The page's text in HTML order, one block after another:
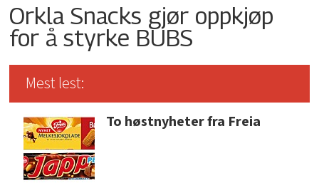
Orkla Snacks gjør oppkjøp
for å styrke BUBS
Mest lest:
To høstnyheter fra Freia